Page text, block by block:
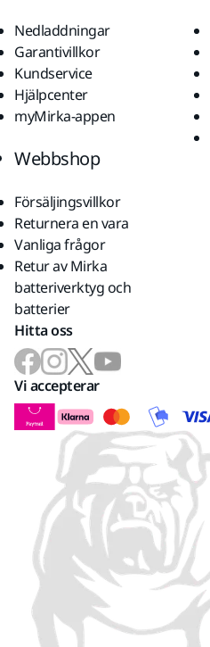
Nedladdningar
Garantivillkor
Kundservice
Hjälpcenter
myMirka-appen
Webbshop
Försäljingsvillkor
Returnera en vara
Vanliga frågor
Retur av Mirka
batteriverktyg och
batterier
Hitta oss
Vi accepterar